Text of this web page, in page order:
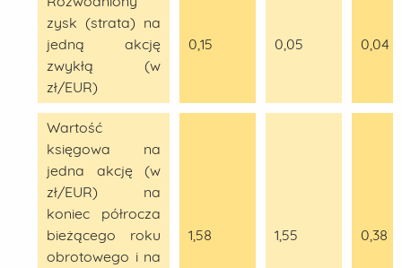
zysk (strata) na
jedną akcję
zwykłą (w
zł/EUR)
0,15 0,05 0,04
Wartość
księgowa na
jedna akcję (w
zł/EUR) na
koniec półrocza
bieżącego roku
obrotowego i na
1,58 1,55 0,38